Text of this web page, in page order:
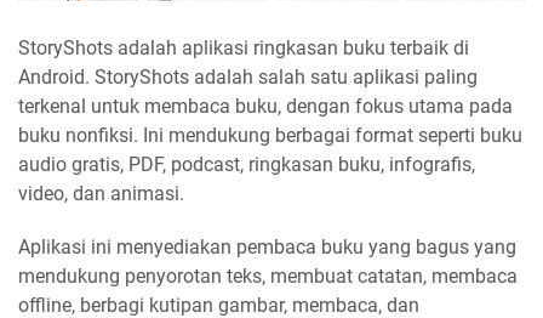
StoryShots adalah aplikasi ringkasan buku terbaik di
Android. StoryShots adalah salah satu aplikasi paling
terkenal untuk membaca buku, dengan fokus utama pada
buku nonfiksi. Ini mendukung berbagai format seperti buku
audio gratis, PDF, podcast, ringkasan buku, infografis,
video, dan animasi.
Aplikasi ini menyediakan pembaca buku yang bagus yang
mendukung penyorotan teks, membuat catatan, membaca
offline, berbagi kutipan gambar, membaca, dan